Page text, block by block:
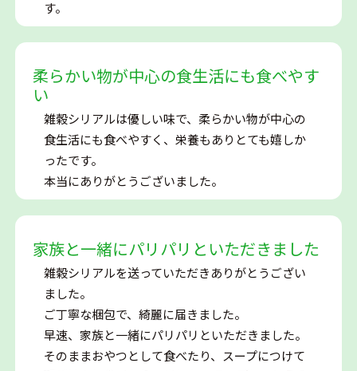
す。
柔らかい物が中心の食生活にも食べやす
い
雑穀シリアルは優しい味で、柔らかい物が中心の
食生活にも食べやすく、栄養もありとても嬉しか
ったです。
本当にありがとうございました。
家族と一緒にパリパリといただきました
雑穀シリアルを送っていただきありがとうござい
ました。
ご丁寧な梱包で、綺麗に届きました。
早速、家族と一緒にパリパリといただきました。
そのままおやつとして食べたり、スープにつけて